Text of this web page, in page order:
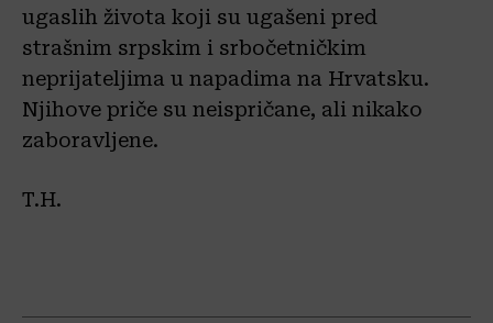
ugaslih života koji su ugašeni pred
strašnim srpskim i srbočetničkim
neprijateljima u napadima na Hrvatsku.
Njihove priče su neispričane, ali nikako
zaboravljene.
T.H.